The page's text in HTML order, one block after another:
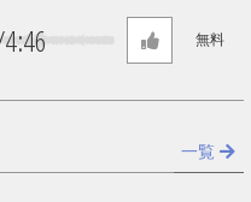
4:46 無料
一覧